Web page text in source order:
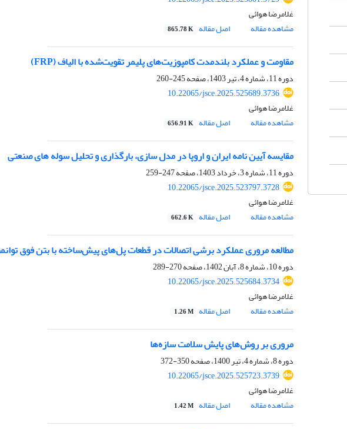
غلامرضا هوائی
مشاهده مقاله
اصل مقاله 865.78 K
مقاومت و عملکرد بلندمدت کامپوزیت‌های پلیمر تقویت‌شده با الیاف (FRP)
دوره 11، شماره 4، تیر 1403، صفحه
245-260
10.22065/jsce.2025.525689.3736
غلامرضا هوائی
مشاهده مقاله
اصل مقاله 656.91 K
مقایسه آیین نامه ایران و اروپا در مدل سازی، بارگذاری و تحلیل سوله های صنعتی
دوره 11، شماره 3، خرداد 1403، صفحه
247-259
10.22065/jsce.2025.523797.3728
غلامرضا هوائی
مشاهده مقاله
اصل مقاله 662.6 K
مطالعه مروری عملکرد برشی اتصالات در قطعات پل‌های پیش‌ساخته با بتن فوق
دوره 10، شماره 8، آبان 1402، صفحه
270-289
10.22065/jsce.2025.525684.3734
غلامرضا هوائی
مشاهده مقاله
اصل مقاله 1.26 M
مروری بر روش‌های پایش سلامت سازه‌ها
دوره 8، شماره 4، تیر 1400، صفحه
350-372
10.22065/jsce.2025.525723.3739
غلامرضا هوائی
مشاهده مقاله
اصل مقاله 1.42 M